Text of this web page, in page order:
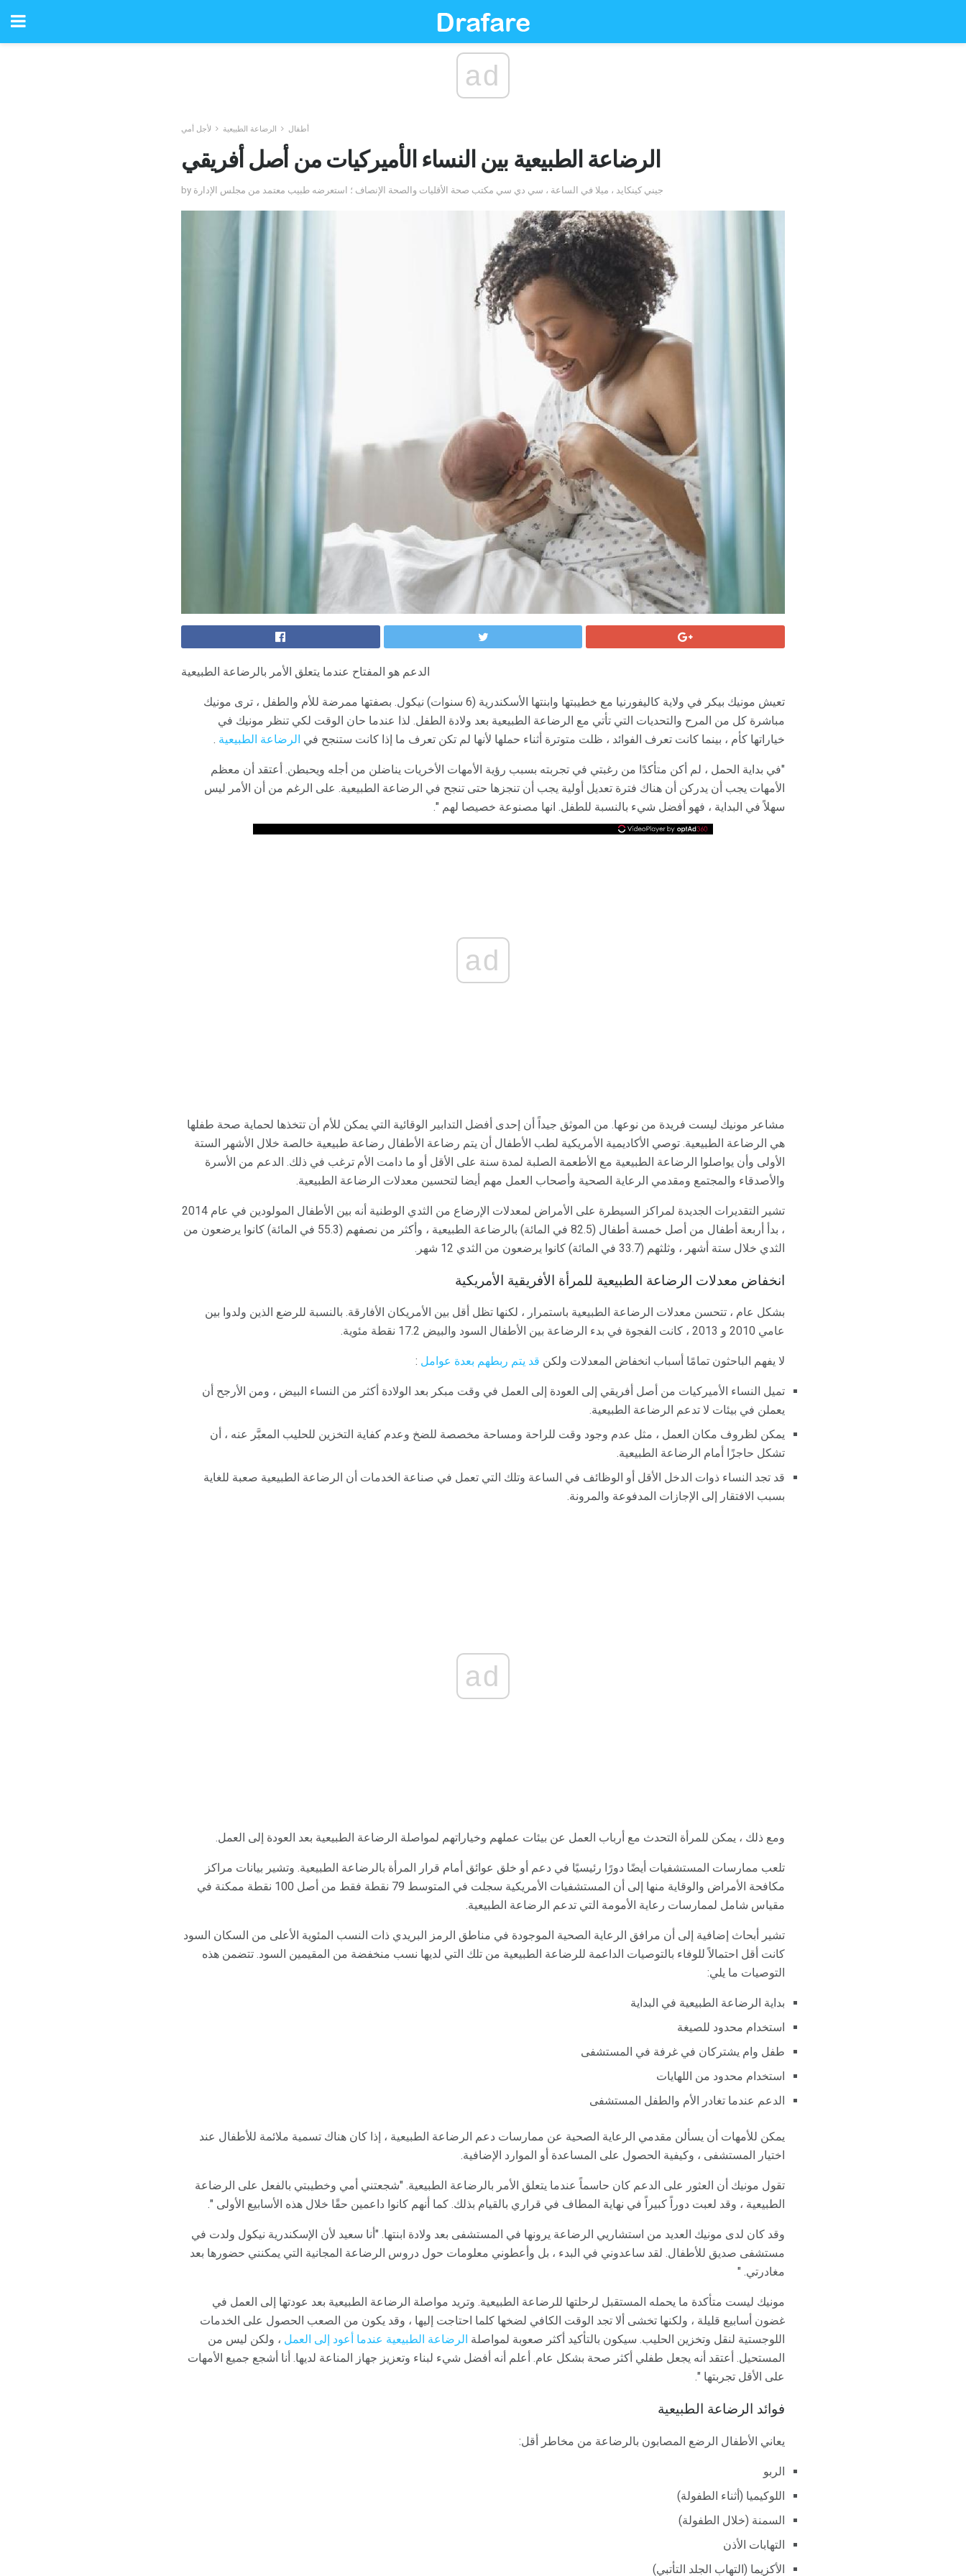
ad
أطفال الرضاعة الطبيعية لأجل أمي
الرضاعة الطبيعية بين النساء الأميركيات من أصل أفريقي
by جيني كينكايد ، ميلا في الساعة ، سي دي سي مكتب صحة الأقليات والصحة الإنصاف ؛ استعرضه طبيب معتمد من مجلس الإدارة
الدعم هو المفتاح عندما يتعلق الأمر بالرضاعة الطبيعية
تعيش مونيك بيكر في ولاية كاليفورنيا مع خطيبتها وابنتها الأسكندرية (6 سنوات) نيكول. بصفتها ممرضة للأم والطفل ، ترى مونيك
مباشرة كل من المرح والتحديات التي تأتي مع الرضاعة الطبيعية بعد ولادة الطفل. لذا عندما حان الوقت لكي تنظر مونيك في
خياراتها كأم ، بينما كانت تعرف الفوائد ، ظلت متوترة أثناء حملها لأنها لم تكن تعرف ما إذا كانت ستنجح في الرضاعة الطبيعية .
"في بداية الحمل ، لم أكن متأكدًا من رغبتي في تجربته بسبب رؤية الأمهات الأخريات يناضلن من أجله ويحبطن. أعتقد أن معظم
الأمهات يجب أن يدركن أن هناك فترة تعديل أولية يجب أن تنجزها حتى تنجح في الرضاعة الطبيعية. على الرغم من أن الأمر ليس
سهلاً في البداية ، فهو أفضل شيء بالنسبة للطفل. انها مصنوعة خصيصا لهم ".
ad
مشاعر مونيك ليست فريدة من نوعها. من الموثق جيداً أن إحدى أفضل التدابير الوقائية التي يمكن للأم أن تتخذها لحماية صحة طفلها
هي الرضاعة الطبيعية. توصي الأكاديمية الأمريكية لطب الأطفال أن يتم رضاعة الأطفال رضاعة طبيعية خالصة خلال الأشهر الستة
الأولى وأن يواصلوا الرضاعة الطبيعية مع الأطعمة الصلبة لمدة سنة على الأقل أو ما دامت الأم ترغب في ذلك. الدعم من الأسرة
والأصدقاء والمجتمع ومقدمي الرعاية الصحية وأصحاب العمل مهم أيضا لتحسين معدلات الرضاعة الطبيعية.
تشير التقديرات الجديدة لمراكز السيطرة على الأمراض لمعدلات الإرضاع من الثدي الوطنية أنه بين الأطفال المولودين في عام 2014
، بدأ أربعة أطفال من أصل خمسة أطفال (82.5 في المائة) بالرضاعة الطبيعية ، وأكثر من نصفهم (55.3 في المائة) كانوا يرضعون من
الثدي خلال ستة أشهر ، وثلثهم (33.7 في المائة) كانوا يرضعون من الثدي 12 شهر.
انخفاض معدلات الرضاعة الطبيعية للمرأة الأفريقية الأمريكية
بشكل عام ، تتحسن معدلات الرضاعة الطبيعية باستمرار ، لكنها تظل أقل بين الأمريكان الأفارقة. بالنسبة للرضع الذين ولدوا بين
عامي 2010 و 2013 ، كانت الفجوة في بدء الرضاعة بين الأطفال السود والبيض 17.2 نقطة مئوية.
لا يفهم الباحثون تمامًا أسباب انخفاض المعدلات ولكن قد يتم ربطهم بعدة عوامل :
تميل النساء الأميركيات من أصل أفريقي إلى العودة إلى العمل في وقت مبكر بعد الولادة أكثر من النساء البيض ، ومن الأرجح أن
يعملن في بيئات لا تدعم الرضاعة الطبيعية.
يمكن لظروف مكان العمل ، مثل عدم وجود وقت للراحة ومساحة مخصصة للضخ وعدم كفاية التخزين للحليب المعبَّر عنه ، أن
تشكل حاجزًا أمام الرضاعة الطبيعية.
قد تجد النساء ذوات الدخل الأقل أو الوظائف في الساعة وتلك التي تعمل في صناعة الخدمات أن الرضاعة الطبيعية صعبة للغاية
بسبب الافتقار إلى الإجازات المدفوعة والمرونة.
ad
ومع ذلك ، يمكن للمرأة التحدث مع أرباب العمل عن بيئات عملهم وخياراتهم لمواصلة الرضاعة الطبيعية بعد العودة إلى العمل.
تلعب ممارسات المستشفيات أيضًا دورًا رئيسيًا في دعم أو خلق عوائق أمام قرار المرأة بالرضاعة الطبيعية. وتشير بيانات مراكز
مكافحة الأمراض والوقاية منها إلى أن المستشفيات الأمريكية سجلت في المتوسط ​​79 نقطة فقط من أصل 100 نقطة ممكنة في
مقياس شامل لممارسات رعاية الأمومة التي تدعم الرضاعة الطبيعية.
تشير أبحاث إضافية إلى أن مرافق الرعاية الصحية الموجودة في مناطق الرمز البريدي ذات النسب المئوية الأعلى من السكان السود
كانت أقل احتمالاً للوفاء بالتوصيات الداعمة للرضاعة الطبيعية من تلك التي لديها نسب منخفضة من المقيمين السود. تتضمن هذه
التوصيات ما يلي:
بداية الرضاعة الطبيعية في البداية
استخدام محدود للصيغة
طفل وام يشتركان في غرفة في المستشفى
استخدام محدود من اللهايات
الدعم عندما تغادر الأم والطفل المستشفى
يمكن للأمهات أن يسألن مقدمي الرعاية الصحية عن ممارسات دعم الرضاعة الطبيعية ، إذا كان هناك تسمية ملائمة للأطفال عند
اختيار المستشفى ، وكيفية الحصول على المساعدة أو الموارد الإضافية.
تقول مونيك أن العثور على الدعم كان حاسماً عندما يتعلق الأمر بالرضاعة الطبيعية. "شجعتني أمي وخطيبتي بالفعل على الرضاعة
الطبيعية ، وقد لعبت دوراً كبيراً في نهاية المطاف في قراري بالقيام بذلك. كما أنهم كانوا داعمين حقًا خلال هذه الأسابيع الأولى ".
وقد كان لدى مونيك العديد من استشاريي الرضاعة يرونها في المستشفى بعد ولادة ابنتها. "أنا سعيد لأن الإسكندرية نيكول ولدت في
مستشفى صديق للأطفال. لقد ساعدوني في البدء ، بل وأعطوني معلومات حول دروس الرضاعة المجانية التي يمكنني حضورها بعد
مغادرتي. "
مونيك ليست متأكدة ما يحمله المستقبل لرحلتها للرضاعة الطبيعية. وتريد مواصلة الرضاعة الطبيعية بعد عودتها إلى العمل في
غضون أسابيع قليلة ، ولكنها تخشى ألا تجد الوقت الكافي لضخها كلما احتاجت إليها ، وقد يكون من الصعب الحصول على الخدمات
اللوجستية لنقل وتخزين الحليب. سيكون بالتأكيد أكثر صعوبة لمواصلة الرضاعة الطبيعية عندما أعود إلى العمل ، ولكن ليس من
المستحيل. أعتقد أنه يجعل طفلي أكثر صحة بشكل عام. أعلم أنه أفضل شيء لبناء وتعزيز جهاز المناعة لديها. أنا أشجع جميع الأمهات
على الأقل تجربتها ".
فوائد الرضاعة الطبيعية
يعاني الأطفال الرضع المصابون بالرضاعة من مخاطر أقل:
الربو
اللوكيميا (أثناء الطفولة)
السمنة (خلال الطفولة)
التهابات الأذن
الأكزيما (التهاب الجلد التأتبي)